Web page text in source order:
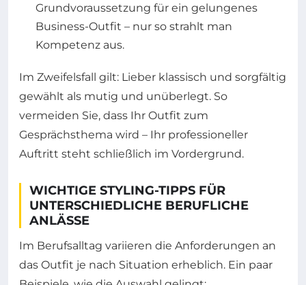
Grundvoraussetzung für ein gelungenes
Business-Outfit – nur so strahlt man
Kompetenz aus.
Im Zweifelsfall gilt: Lieber klassisch und sorgfältig
gewählt als mutig und unüberlegt. So
vermeiden Sie, dass Ihr Outfit zum
Gesprächsthema wird – Ihr professioneller
Auftritt steht schließlich im Vordergrund.
WICHTIGE STYLING-TIPPS FÜR
UNTERSCHIEDLICHE BERUFLICHE
ANLÄSSE
Im Berufsalltag variieren die Anforderungen an
das Outfit je nach Situation erheblich. Ein paar